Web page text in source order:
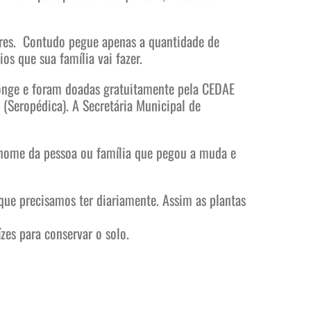
Contudo pegue apenas a quantidade de
que sua família vai fazer.
e foram doadas gratuitamente pela CEDAE
A Secretária Municipal de
da pessoa ou família que pegou a muda e
precisamos ter diariamente. Assim as plantas
para conservar o solo.